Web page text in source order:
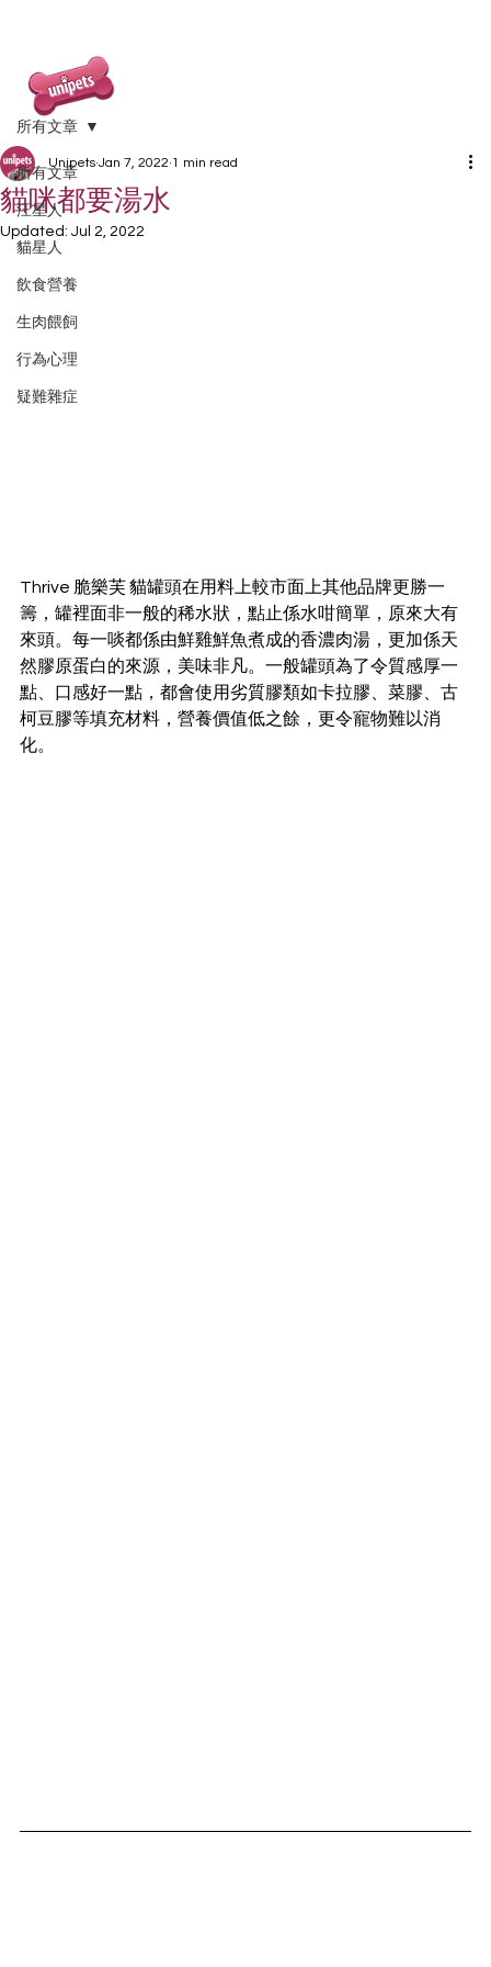
所有文章
汪星人
貓星人
飲食營養
生肉餵飼
行為心理
疑難雜症
所有文章
貓咪都要湯水
Unipets Jan 7, 2022 1 min read
Updated: Jul 2, 2022
Thrive 脆樂芙 貓罐頭在用料上較市面上其他品牌更勝一
籌，罐裡面非一般的稀水狀，點止係水咁簡單，原來大有
來頭。每一啖都係由鮮雞鮮魚煮成的香濃肉湯，更加係天
然膠原蛋白的來源，美味非凡。一般罐頭為了令質感厚一
點、口感好一點，都會使用劣質膠類如卡拉膠、菜膠、古
柯豆膠等填充材料，營養價值低之餘，更令寵物難以消
化。